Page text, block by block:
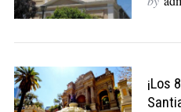
¡Los